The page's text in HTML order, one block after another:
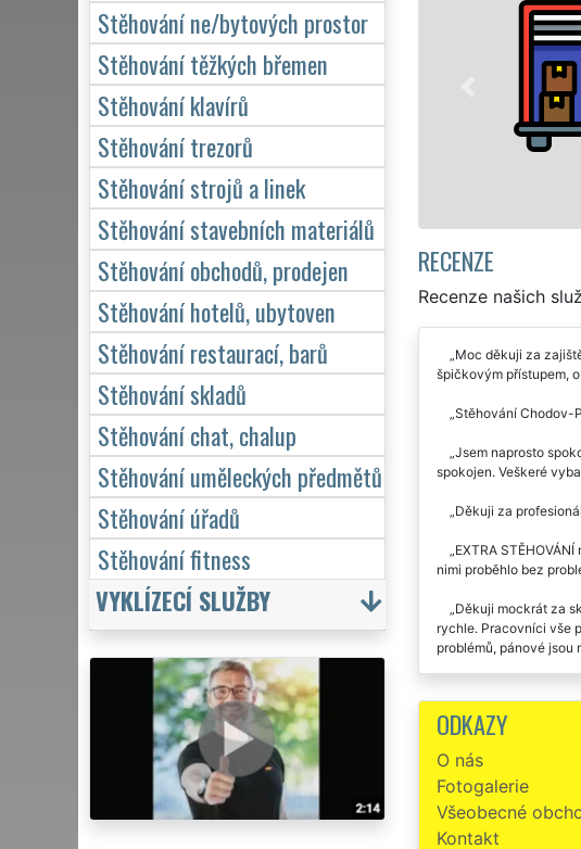
Naše franchisová síť
stěhovací servis v
služby stěhování
domácnosti, tak pro
kvalitně odvedené
RECENZE
Recenze našich
Moc děkuji za
špičkovým přístupem,
Stěhování Chodov-
Jsem naprosto
spokojen. Veškeré
Děkuji za
EXTRA
nimi proběhlo bez
Děkuji mockrát za
rychle. Pracovníci vše
problémů, pánové jsou
se jedná o stěhováky
Precizní, slušní, milí
STĚHOVÁNÍ. Jejich
Stěhování Chodov -
ODKAZY
O nás
Fotogalerie
Všeobecné
Kontakt
Stěhování ne/bytových prostor
Stěhování těžkých břemen
Stěhování klavírů
Stěhování trezorů
Stěhování strojů a linek
Stěhování stavebních materiálů
Stěhování obchodů, prodejen
Stěhování hotelů, ubytoven
Stěhování restaurací, barů
Stěhování skladů
Stěhování chat, chalup
Stěhování uměleckých předmětů
Stěhování úřadů
Stěhování fitness
VYKLÍZECÍ SLUŽBY